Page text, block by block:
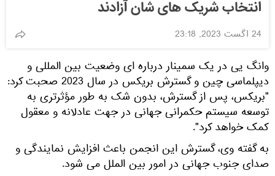
انتخاب شریک های شان آزادند
24 اگست 2023, 23:18
وانگ یی در یک سمینار درباره ای وضعیت بین المللی و
دیپلماسی چین و گسترش بریکس در سال 2023 صحبت کرد:
"بریکس، پس از گسترش، بدون شک به طور مؤثرتری به
توسعه سیستم حکمرانی جهانی در جهت عادلانه و معقول
کمک خواهد کرد".
به گفته وی، گسترش این انجمن باعث افزایش نمایندگی و
صدای جنوب جهانی در امور بین الملل می شود.